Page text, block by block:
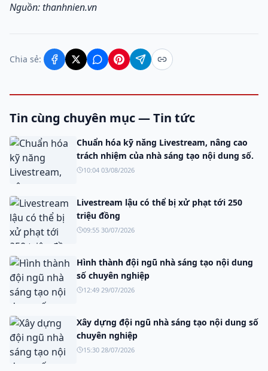
Nguồn: thanhnien.vn
Chia sẻ:
Tin cùng chuyên mục — Tin tức
Chuẩn hóa kỹ năng Livestream, nâng cao
trách nhiệm của nhà sáng tạo nội dung số.
10:04 03/08/2026
Livestream lậu có thể bị xử phạt tới 250
triệu đồng
09:55 30/07/2026
Hình thành đội ngũ nhà sáng tạo nội dung
số chuyên nghiệp
12:49 29/07/2026
Xây dựng đội ngũ nhà sáng tạo nội dung số
chuyên nghiệp
15:30 28/07/2026